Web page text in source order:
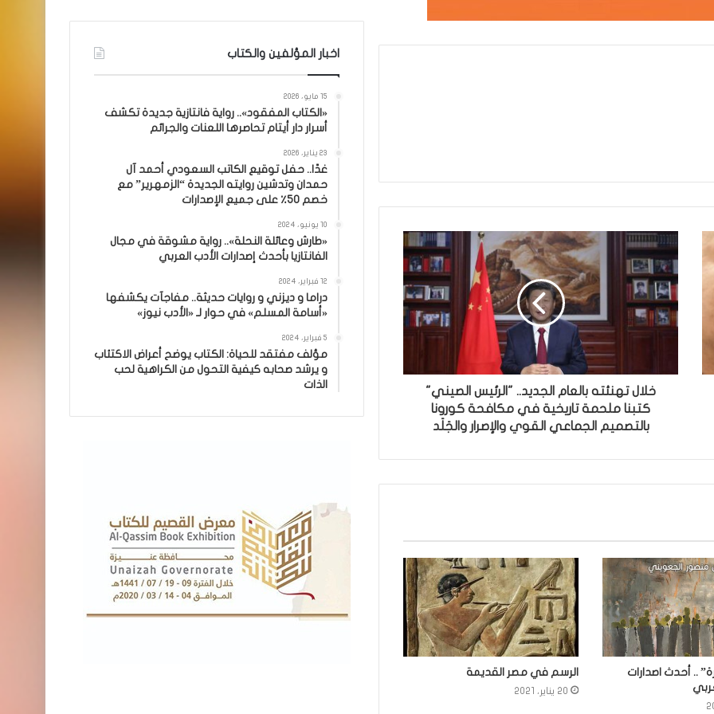
خلال تهنئته بالعام الجديد.. "الرئيس الصيني"
كتبنا ملحمة تاريخية في مكافحة كورونا
بالتصميم الجماعي القوي والإصرار والجَلَد
.. أحدث اصدارات
الرسم في مصر القديمة
20 يناير، 2021
اخبار المؤلفين والكتاب
15 مايو، 2026
«الكتاب المفقود».. رواية فانتازية جديدة تكشف
أسرار دار أيتام تحاصرها اللعنات والجرائم
23 يناير، 2026
غدًا.. حفل توقيع الكاتب السعودي أحمد آل
حمدان وتدشين روايته الجديدة “الزمهرير” مع
خصم 50٪ على جميع الإصدارات
10 يونيو، 2024
«طارش وعائلة النحلة».. رواية مشوقة في مجال
الفانتازيا بأحدث إصدارات الأدب العربي
12 فبراير، 2024
دراما و ديزني و روايات حديثة.. مفاجآت يكشفها
«أسامة المسلم» في حوار لـ «الأدب نيوز»
5 فبراير، 2024
مؤلف مفتقد للحياة: الكتاب يوضح أعراض الاكتئاب
و يرشد صحابه كيفية التحول من الكراهية لحب
الذات